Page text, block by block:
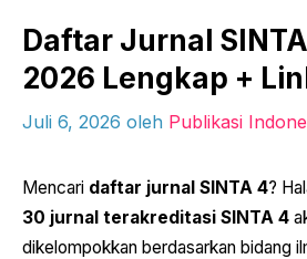
Daftar Jurnal
2026 Lengkap +
Juli 6, 2026 oleh Publikasi
Mencari daftar jurnal SINTA 4?
30 jurnal terakreditasi SINTA 4
dikelompokkan berdasarkan bidang